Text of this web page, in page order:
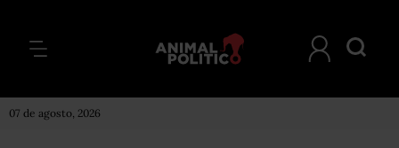
07 de agosto, 2026